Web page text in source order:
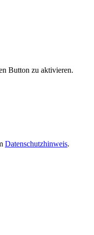
Button zu aktivieren.
Datenschutzhinweis.